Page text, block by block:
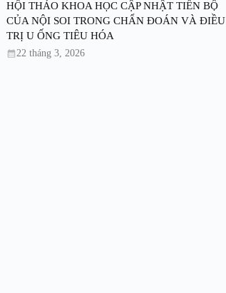
HỘI THẢO KHOA HỌC CẬP NHẬT TIẾN BỘ
CỦA NỘI SOI TRONG CHẨN ĐOÁN VÀ ĐIỀU
TRỊ U ỐNG TIÊU HÓA
22 tháng 3, 2026